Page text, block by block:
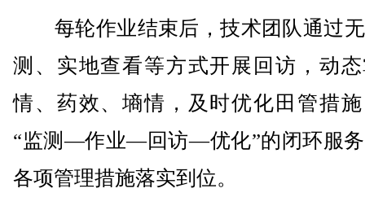
每轮作业结束后，技术团队通过
测、实地查看等方式开展回访，动
情、药效、墒情，及时优化田管措
“监测—作业—回访—优化”的闭环服
各项管理措施落实到位。